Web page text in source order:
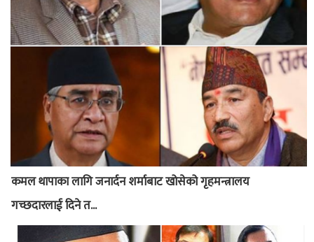
कमल थापाका लागि जनार्दन शर्माबाट खोसेको गृहमन्त्रालय
गच्छदारलाई दिने त...